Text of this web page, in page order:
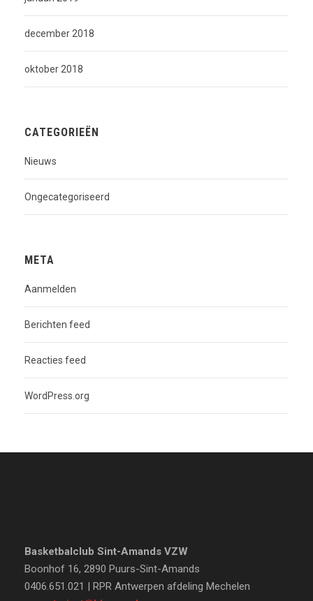
december 2018
oktober 2018
CATEGORIEËN
Nieuws
Ongecategoriseerd
META
Aanmelden
Berichten feed
Reacties feed
WordPress.org
Basketbalclub Sint-Amands VZW
Boonhof 16, 2890 Puurs-Sint-Amands
0406.651.021 | RPR Antwerpen afdeling Mechelen